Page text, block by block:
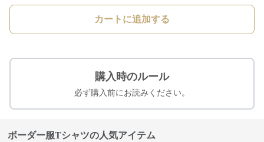
カートに追加する
購入時のルール
必ず購入前にお読みください。
ボーダー服Tシャツの人気アイテム